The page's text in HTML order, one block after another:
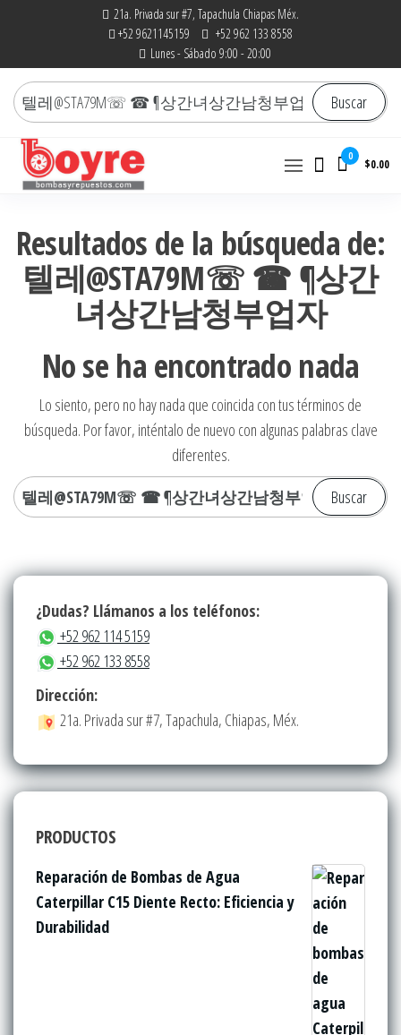
21a. Privada sur #7, Tapachula Chiapas Méx.
+52 9621145159
+52 962 133 8558
Lunes - Sábado 9:00 - 20:00
Buscar
por:
Buscar
|
RefaccionariaRuiz.com
0
$0.00
Resultados de la búsqueda de:
텔레@STA79M☏ ☎ ¶상간
녀상간남청부업자
No se ha encontrado nada
Lo siento, pero no hay nada que coincida con tus términos de
búsqueda. Por favor, inténtalo de nuevo con algunas palabras clave
diferentes.
Buscar:
¿Dudas? Llámanos a los teléfonos:
+52 962 114 5159
+52 962 133 8558
Dirección:
21a. Privada sur #7, Tapachula, Chiapas, Méx.
PRODUCTOS
Reparación de Bombas de Agua
Caterpillar C15 Diente Recto: Eficiencia y
Durabilidad